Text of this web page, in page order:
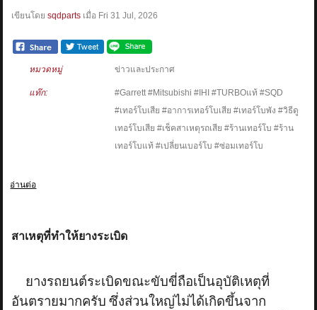
เขียนโดยsqdparts เมื่อ Fri 31 Jul, 2026
หมวดหมู่ ข่าวและประกาศ
แท๊ก:
#Garrett #Mitsubishi #IHI #TURBOแท้ #SQD
#เทอร์โบเสีย #อาการเทอร์โบเสีย #เทอร์โบพัง #วิธีดู
เทอร์โบเสีย #เช็คสาเหตุรถเสีย #ร้านเทอร์โบ #ร้าน
เทอร์โบแท้ #เปลี่ยนเบอร์โบ #ซ่อมเทอร์โบ
อ่านต่อ
สาเหตุที่ทำให้ยางระเบิด
ยางรถยนต์ระเบิดขณะขับขี่ถือเป็นอุบัติเหตุที่
อันตรายมากครับ ซึ่งส่วนใหญ่ไม่ได้เกิดขึ้นจาก